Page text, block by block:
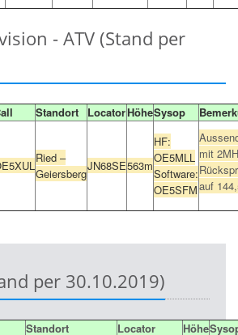
- ATV (Stand per
Standort LocatorHöheSysop
Ried –
Geiersberg
JN68SE563m
HF:
OE5MLL
Software:
OE5SFM
mit
auf
per 30.10.2019)
Standort Locator Höhe